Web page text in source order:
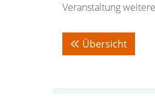
Veranstaltung
Übersicht